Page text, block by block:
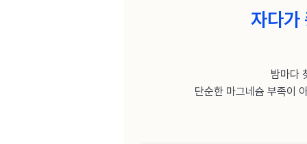
자다가
밤마다
단순한 마그네슘 부족이